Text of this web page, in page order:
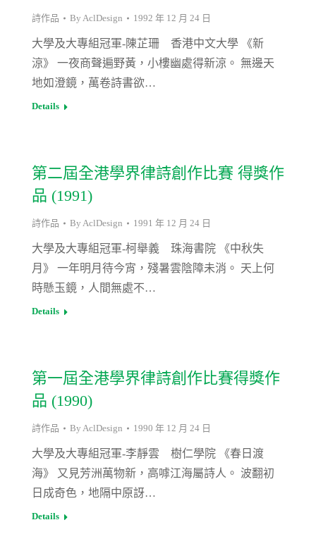
詩作品 By AclDesign 1992 年 12 月 24 日
大學及大專組冠軍-陳芷珊 香港中文大學 《新
涼》 一夜商聲遍野黃，小樓幽處得新涼。 無邊天
地如澄鏡，萬卷詩書欲…
Details
第二屆全港學界律詩創作比賽 得獎作
品 (1991)
詩作品 By AclDesign 1991 年 12 月 24 日
大學及大專組冠軍-柯舉義 珠海書院 《中秋失
月》 一年明月待今宵，殘暑雲陰障未消。 天上何
時懸玉鏡，人間無處不…
Details
第一屆全港學界律詩創作比賽得獎作
品 (1990)
詩作品 By AclDesign 1990 年 12 月 24 日
大學及大專組冠軍-李靜雲 樹仁學院 《春日渡
海》 又見芳洲萬物新，高嘑江海屬詩人。 波翻初
日成奇色，地隔中原訝…
Details